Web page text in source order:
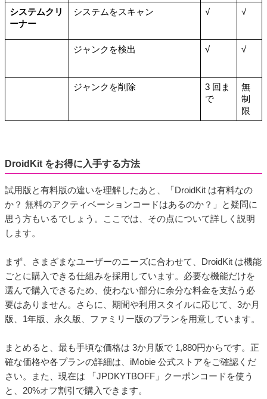
システムクリ
ーナー
システムをスキャン √ √
ジャンクを検出 √ √
ジャンクを削除
3 回ま
で
無
制
限
DroidKit をお得に入手する方法
試用版と有料版の違いを理解したあと、「DroidKit は有料なの
か？ 無料のアクティベーションコードはあるのか？」と疑問に
思う方もいるでしょう。ここでは、その点について詳しく説明
します。
まず、さまざまなユーザーのニーズに合わせて、DroidKit は機能
ごとに購入できる仕組みを採用しています。必要な機能だけを
選んで購入できるため、使わない部分に余分な料金を支払う必
要はありません。さらに、期間や利用スタイルに応じて、3か月
版、1年版、永久版、ファミリー版のプランを用意しています。
まとめると、最も手頃な価格は 3か月版で 1,880円からです。正
確な価格や各プランの詳細は、iMobie 公式ストアをご確認くだ
さい。また、現在は 「JPDKYTBOFF」クーポンコードを使う
と、20%オフ割引で購入できます。